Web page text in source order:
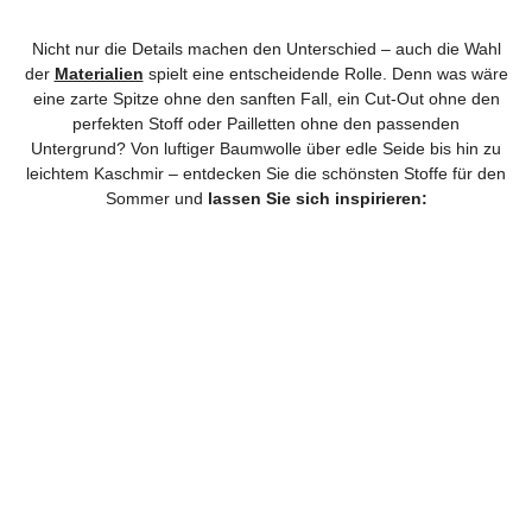
Nicht nur die Details machen den Unterschied – auch die Wahl
der Materialien spielt eine entscheidende Rolle. Denn was wäre
eine zarte Spitze ohne den sanften Fall, ein Cut-Out ohne den
perfekten Stoff oder Pailletten ohne den passenden
Untergrund? Von luftiger Baumwolle über edle Seide bis hin zu
leichtem Kaschmir – entdecken Sie die schönsten Stoffe für den
Sommer und lassen Sie sich inspirieren: